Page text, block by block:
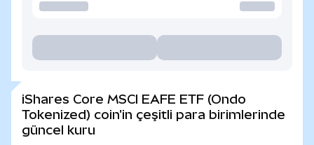
iShares Core MSCI EAFE ETF (Ondo
Tokenized) coin'in çeşitli para birimlerinde
güncel kuru